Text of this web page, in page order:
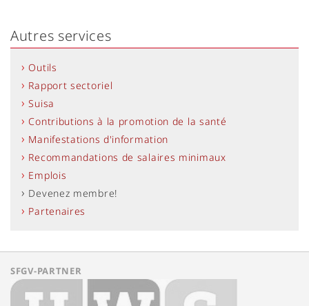
Autres services
Outils
Rapport sectoriel
Suisa
Contributions à la promotion de la santé
Manifestations d'information
Recommandations de salaires minimaux
Emplois
Devenez membre!
Partenaires
SFGV-PARTNER